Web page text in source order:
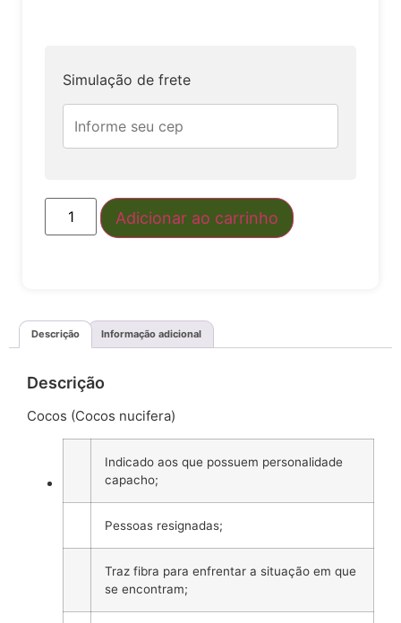
Simulação de frete
Adicionar ao carrinho
Descrição Informação adicional
Descrição
Cocos (Cocos nucifera)
Indicado aos que possuem personalidade
capacho;
Pessoas resignadas;
Traz fibra para enfrentar a situação em que
se encontram;